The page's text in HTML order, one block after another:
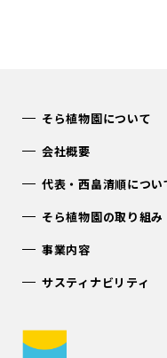
そら植物園について
会社概要
代表・西畠清順につい
そら植物園の取り組み
事業内容
サスティナビリティ